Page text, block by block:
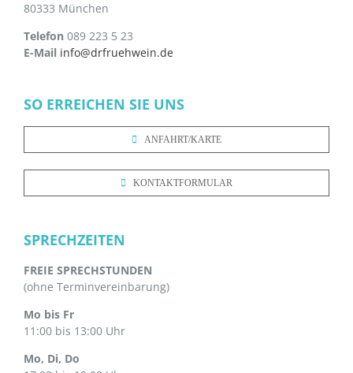
80333 München
Telefon 089 223 5 23
E-Mail info@drfruehwein.de
SO ERREICHEN SIE UNS
ANFAHRT/KARTE
KONTAKTFORMULAR
SPRECHZEITEN
FREIE SPRECHSTUNDEN
(ohne Terminvereinbarung)
Mo bis Fr
11:00 bis 13:00 Uhr
Mo, Di, Do